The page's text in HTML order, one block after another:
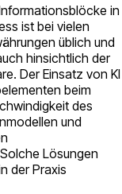
in
ist bei vielen
üblich und
hinsichtlich der
Der Einsatz von KI
beim
des
und
Lösungen
der Praxis